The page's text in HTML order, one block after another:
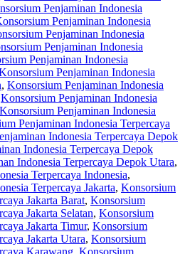
Penjaminan Indonesia
Penjaminan Indonesia
Penjaminan Indonesia
Penjaminan Indonesia
Penjaminan Indonesia
Penjaminan Indonesia
, Konsorsium Penjaminan Indonesia
Konsorsium Penjaminan Indonesia
Konsorsium Penjaminan Indonesia
Penjaminan Indonesia Terpercaya
Indonesia Terpercaya Depok
Indonesia Terpercaya Depok
Indonesia Terpercaya Depok Utara,
Terpercaya Indonesia,
Terpercaya Jakarta, Konsorsium
Jakarta Barat, Konsorsium
Jakarta Selatan, Konsorsium
Jakarta Timur, Konsorsium
Jakarta Utara, Konsorsium
Karawang Konsorsium